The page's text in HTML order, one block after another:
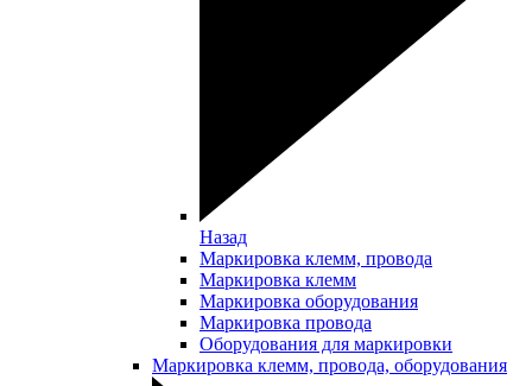
Назад
Маркировка клемм, провода
Маркировка клемм
Маркировка оборудования
Маркировка провода
Оборудования для маркировки
Маркировка клемм, провода, оборудования